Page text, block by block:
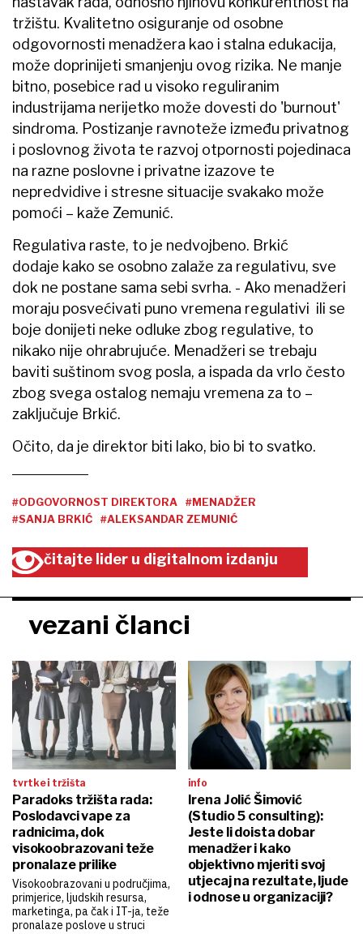
tržištu. Kvalitetno osiguranje od osobne
odgovornosti menadžera kao i stalna edukacija,
može doprinijeti smanjenju ovog rizika. Ne manje
bitno, posebice rad u visoko reguliranim
industrijama nerijetko može dovesti do 'burnout'
sindroma. Postizanje ravnoteže između privatnog
i poslovnog života te razvoj otpornosti pojedinaca
na razne poslovne i privatne izazove te
nepredvidive i stresne situacije svakako može
pomoći – kaže Zemunić.
Regulativa raste, to je nedvojbeno. Brkić
dodaje kako se osobno zalaže za regulativu, sve
dok ne postane sama sebi svrha. - Ako menadžeri
moraju posvećivati puno vremena regulativi ili se
boje donijeti neke odluke zbog regulative, to
nikako nije ohrabrujuće. Menadžeri se trebaju
baviti suštinom svog posla, a ispada da vrlo često
zbog svega ostalog nemaju vremena za to –
zaključuje Brkić.
Očito, da je direktor biti lako, bio bi to svatko.
#ODGOVORNOST DIREKTORA
#MENADŽER
#SANJA BRKIĆ
#ALEKSANDAR ZEMUNIĆ
čitajte lider u digitalnom izdanju
vezani članci
tvrtke i tržišta
Paradoks tržišta rada:
Poslodavci vape za
radnicima, dok
visokoobrazovani teže
pronalaze prilike
Visokoobrazovani u područjima,
primjerice, ljudskih resursa,
marketinga, pa čak i IT-ja, teže
pronalaze poslove u struci
info
Irena Jolić Šimović
(Studio 5 consulting):
Jeste li doista dobar
menadžer i kako
objektivno mjeriti svoj
utjecaj na rezultate, ljude
i odnose u organizaciji?